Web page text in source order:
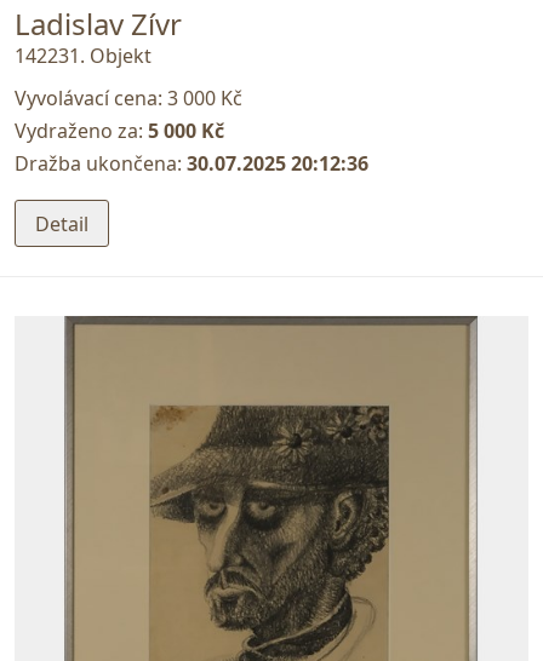
Ladislav Zívr
142231. Objekt
Vyvolávací cena: 3 000 Kč
Vydraženo za: 5 000 Kč
Dražba ukončena: 30.07.2025 20:12:36
Detail